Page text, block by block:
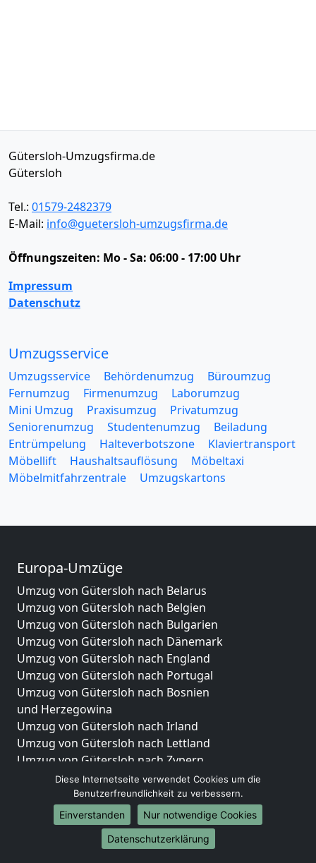
Gütersloh-Umzugsfirma.de
Gütersloh
Tel.: 01579-2482379
E-Mail: info@guetersloh-umzugsfirma.de
Öffnungszeiten: Mo - Sa: 06:00 - 17:00 Uhr
Impressum
Datenschutz
Umzugsservice
Umzugsservice Behördenumzug
Büroumzug
Fernumzug
Firmenumzug
Laborumzug
Mini Umzug
Praxisumzug
Privatumzug
Seniorenumzug
Studentenumzug
Beiladung
Entrümpelung
Halteverbotszone
Klaviertransport
Möbellift
Haushaltsauflösung
Möbeltaxi
Möbelmitfahrzentrale
Umzugskartons
Europa-Umzüge
Umzug von Gütersloh nach Belarus
Umzug von Gütersloh nach Belgien
Umzug von Gütersloh nach Bulgarien
Umzug von Gütersloh nach Dänemark
Umzug von Gütersloh nach England
Umzug von Gütersloh nach Portugal
Umzug von Gütersloh nach Bosnien
und Herzegowina
Umzug von Gütersloh nach Irland
Umzug von Gütersloh nach Lettland
Umzug von Gütersloh nach Zypern
Umzug von Gütersloh nach Kroatien
Umzug von Gütersloh nach Estland
Umzug von Gütersloh nach Finnland
Umzug von Gütersloh nach Frankreich
Umzug von Gütersloh nach Griechenland
Diese Internetseite verwendet Cookies um die
Benutzerfreundlichkeit zu verbessern.
Einverstanden
Nur notwendige Cookies
Datenschutzerklärung